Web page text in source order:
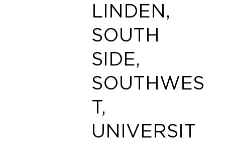
LINDEN,
SOUTH
SIDE,
SOUTHWES
T,
UNIVERSIT